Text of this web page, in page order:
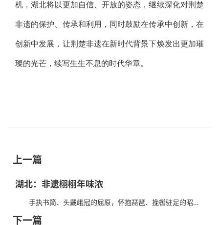
机，湖北将以更加自信、开放的姿态，继续深化对荆楚
非遗的保护、传承和利用，同时鼓励在传承中创新，在
创新中发展，让荆楚非遗在新时代背景下焕发出更加璀
璨的光芒，续写生生不息的时代华章。
上一篇
湖北：非遗栩栩年味浓
手执书简、头戴峨冠的屈原，怀抱琵琶、挽辔驻足的昭
君，战甲鲜亮、美髯飘飘的关公，骏马雕鞍、英气逼人的花木
下一篇